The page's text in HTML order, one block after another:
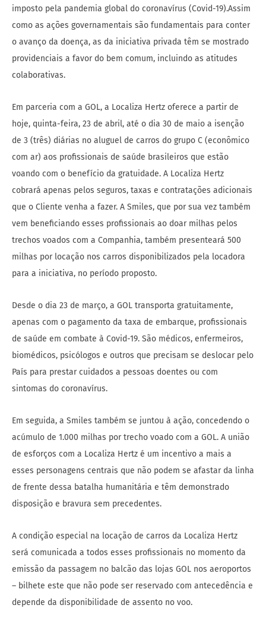
imposto pela pandemia global do coronavírus (Covid-19).Assim
como as ações governamentais são fundamentais para conter
o avanço da doença, as da iniciativa privada têm se mostrado
providenciais a favor do bem comum, incluindo as atitudes
colaborativas.
Em parceria com a GOL, a Localiza Hertz oferece a partir de
hoje, quinta-feira, 23 de abril, até o dia 30 de maio a isenção
de 3 (três) diárias no aluguel de carros do grupo C (econômico
com ar) aos profissionais de saúde brasileiros que estão
voando com o benefício da gratuidade. A Localiza Hertz
cobrará apenas pelos seguros, taxas e contratações adicionais
que o Cliente venha a fazer. A Smiles, que por sua vez também
vem beneficiando esses profissionais ao doar milhas pelos
trechos voados com a Companhia, também presenteará 500
milhas por locação nos carros disponibilizados pela locadora
para a iniciativa, no período proposto.
Desde o dia 23 de março, a GOL transporta gratuitamente,
apenas com o pagamento da taxa de embarque, profissionais
de saúde em combate à Covid-19. São médicos, enfermeiros,
biomédicos, psicólogos e outros que precisam se deslocar pelo
País para prestar cuidados a pessoas doentes ou com
sintomas do coronavírus.
Em seguida, a Smiles também se juntou à ação, concedendo o
acúmulo de 1.000 milhas por trecho voado com a GOL. A união
de esforços com a Localiza Hertz é um incentivo a mais a
esses personagens centrais que não podem se afastar da linha
de frente dessa batalha humanitária e têm demonstrado
disposição e bravura sem precedentes.
A condição especial na locação de carros da Localiza Hertz
será comunicada a todos esses profissionais no momento da
emissão da passagem no balcão das lojas GOL nos aeroportos
– bilhete este que não pode ser reservado com antecedência e
depende da disponibilidade de assento no voo.